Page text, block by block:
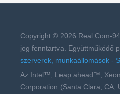
Copyright © 2026 Real.Com-
jog fenntartva. Együttműködő
szerverek, munkaállomások -
Az Intel™, Leap ahead™,
Corporation (Santa Clara, CA,